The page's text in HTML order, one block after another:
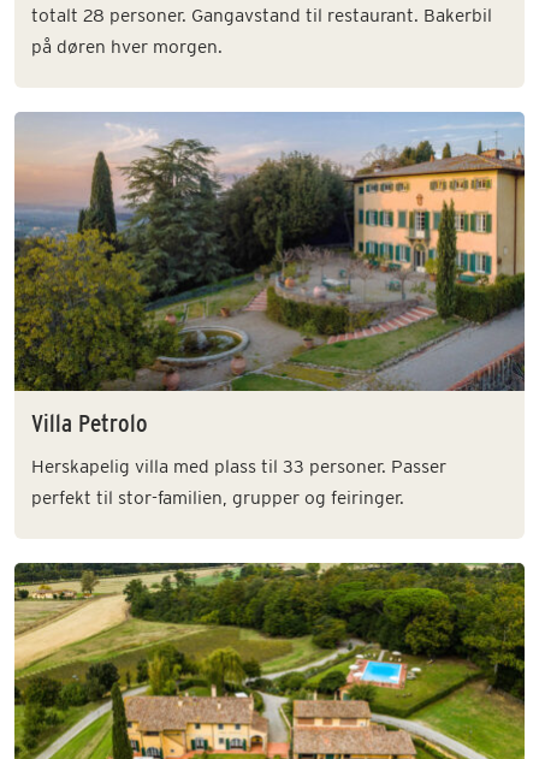
totalt 28 personer. Gangavstand til restaurant. Bakerbil
på døren hver morgen.
Villa Petrolo
Herskapelig villa med plass til 33 personer. Passer
perfekt til stor-familien, grupper og feiringer.